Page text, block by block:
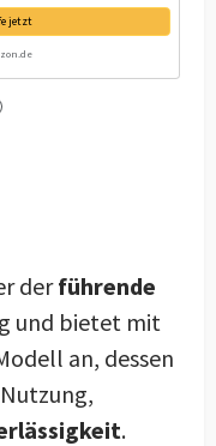
jetzt
derführende
und bietet mit
an, dessen
.